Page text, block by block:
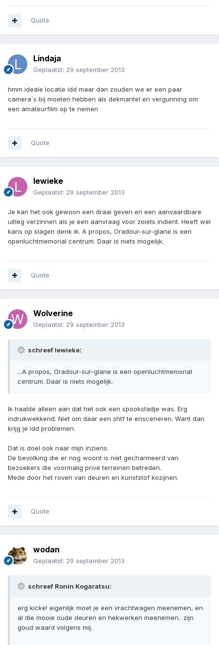
Quote
Lindaja
Geplaatst: 29 september 2013
hmm ideale locatie idd maar dan zouden we er een paar
camera`s bij moeten hebben als dekmantel en vergunning om
een amateurfilm op te nemen
Quote
lewieke
Geplaatst: 29 september 2013
Je kan het ook gewoon een draai geven en een aanvaardbare
uitleg verzinnen als je een aanvraag voor zoiets indient. Heeft wel
kans op slagen denk ik. A propos, Oradour-sur-glane is een
openluchtmemorial centrum. Daar is niets mogelijk.
Quote
Wolverine
Geplaatst: 29 september 2013
schreef lewieke:
...A propos, Oradour-sur-glane is een openluchtmemorial
centrum. Daar is niets mogelijk.
Ik haalde alleen aan dat het ook een spookstadje was. Erg
indrukwekkend. Niet om daar een shtf te ensceneren. Want dan
krijg je idd problemen.
Dat is doel ook naar mijn inziens.
De bevolking die er nog woont is niet gecharmeerd van
bezoekers die voormalig privé terreinen betreden.
Mede door het roven van deuren en kunststof kozijnen.
Quote
wodan
Geplaatst: 29 september 2013
schreef Ronin Kogaratsu:
erg kicke! eigenlijk moet je een vrachtwagen meenemen, en
al die mooie oude deuren en hekwerken meenemen.. zijn
goud waard volgens mij.